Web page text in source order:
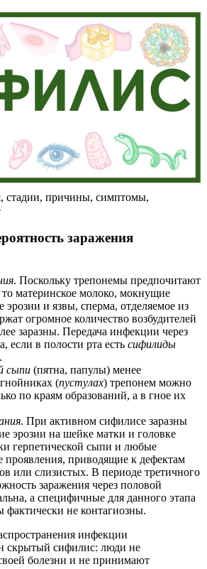
стадии, причины, симптомы,
заражения
. Поскольку трепонемы предпочитают
материнское молоко, мокнущие
эрозии и язвы, сперма, отделяемое из
огромное количество возбудителей
заразны. Передача инфекции через
если в полости рта есть сифилиды
сыпи (пятна, папулы) менее
(пустулах) трепонем можно
по краям образований, а в гное их
. При активном сифилисе заразны
эрозии на шейке матки и головке
герпетической сыпи и любые
проявления, приводящие к дефектам
или слизистых. В периоде третичного
заражения через половой
а специфичные для данного этапа
не контагиозны.
инфекции
скрытый сифилис: люди не
болезни и не принимают